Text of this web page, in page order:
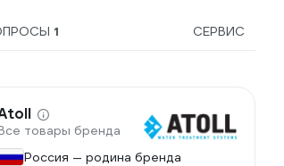
1 СЕРВИС
товары бренда
Россия — родина бренда